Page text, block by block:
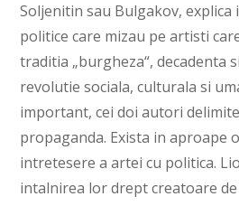
Soljenitin sau Bulgakov,
politice care mizau pe artisti
traditia „burgheza“, decadenta
revolutie sociala, culturala si
important, cei doi autori
propaganda. Exista in aproape
intretesere a artei cu politica.
intalnirea lor drept creatoare